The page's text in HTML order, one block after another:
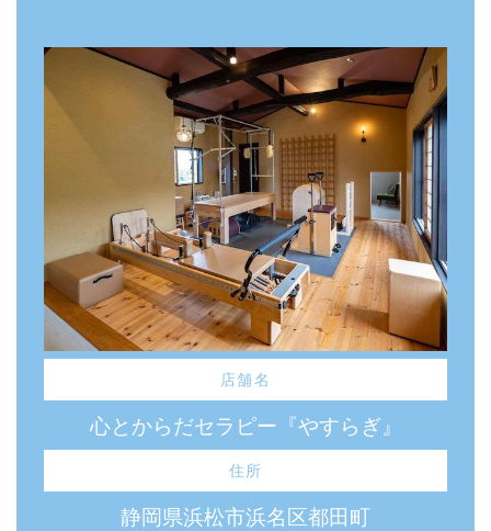
店舗名
心とからだセラピー『やすらぎ』
住所
静岡県浜松市浜名区都田町